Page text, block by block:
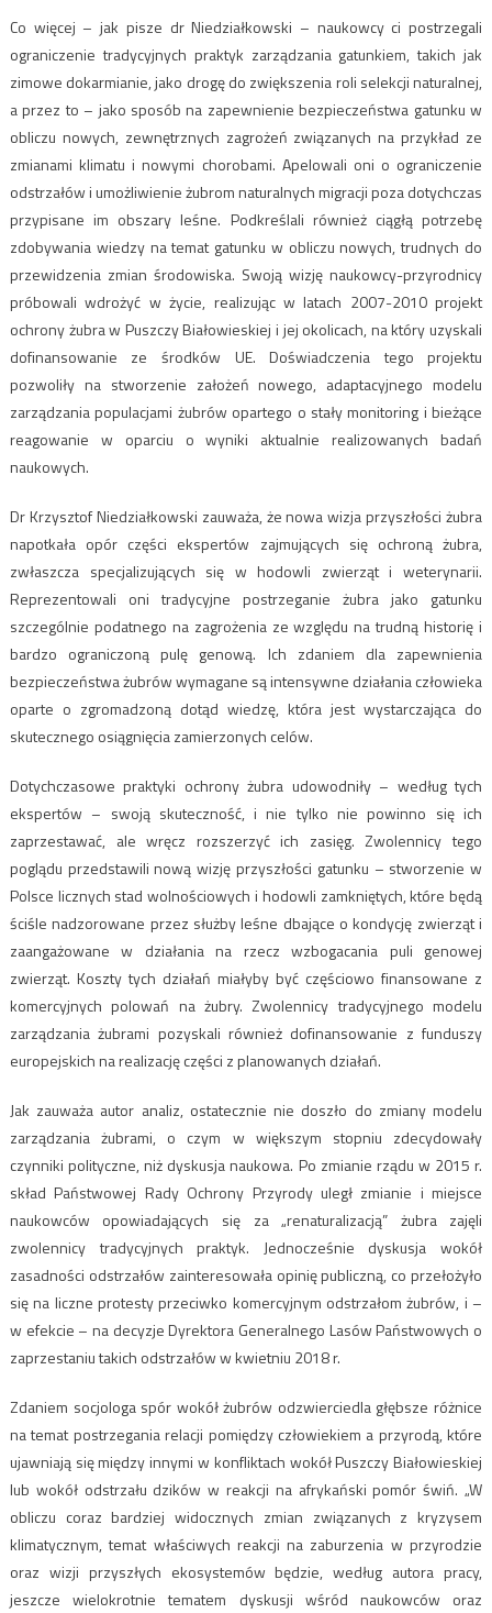
Co więcej – jak pisze dr Niedziałkowski – naukowcy ci postrzegali
ograniczenie tradycyjnych praktyk zarządzania gatunkiem, takich jak
zimowe dokarmianie, jako drogę do zwiększenia roli selekcji naturalnej,
a przez to – jako sposób na zapewnienie bezpieczeństwa gatunku w
obliczu nowych, zewnętrznych zagrożeń związanych na przykład ze
zmianami klimatu i nowymi chorobami. Apelowali oni o ograniczenie
odstrzałów i umożliwienie żubrom naturalnych migracji poza dotychczas
przypisane im obszary leśne. Podkreślali również ciągłą potrzebę
zdobywania wiedzy na temat gatunku w obliczu nowych, trudnych do
przewidzenia zmian środowiska. Swoją wizję naukowcy-przyrodnicy
próbowali wdrożyć w życie, realizując w latach 2007-2010 projekt
ochrony żubra w Puszczy Białowieskiej i jej okolicach, na który uzyskali
dofinansowanie ze środków UE. Doświadczenia tego projektu
pozwoliły na stworzenie założeń nowego, adaptacyjnego modelu
zarządzania populacjami żubrów opartego o stały monitoring i bieżące
reagowanie w oparciu o wyniki aktualnie realizowanych badań
naukowych.
Dr Krzysztof Niedziałkowski zauważa, że nowa wizja przyszłości żubra
napotkała opór części ekspertów zajmujących się ochroną żubra,
zwłaszcza specjalizujących się w hodowli zwierząt i weterynarii.
Reprezentowali oni tradycyjne postrzeganie żubra jako gatunku
szczególnie podatnego na zagrożenia ze względu na trudną historię i
bardzo ograniczoną pulę genową. Ich zdaniem dla zapewnienia
bezpieczeństwa żubrów wymagane są intensywne działania człowieka
oparte o zgromadzoną dotąd wiedzę, która jest wystarczająca do
skutecznego osiągnięcia zamierzonych celów.
Dotychczasowe praktyki ochrony żubra udowodniły – według tych
ekspertów – swoją skuteczność, i nie tylko nie powinno się ich
zaprzestawać, ale wręcz rozszerzyć ich zasięg. Zwolennicy tego
poglądu przedstawili nową wizję przyszłości gatunku – stworzenie w
Polsce licznych stad wolnościowych i hodowli zamkniętych, które będą
ściśle nadzorowane przez służby leśne dbające o kondycję zwierząt i
zaangażowane w działania na rzecz wzbogacania puli genowej
zwierząt. Koszty tych działań miałyby być częściowo finansowane z
komercyjnych polowań na żubry. Zwolennicy tradycyjnego modelu
zarządzania żubrami pozyskali również dofinansowanie z funduszy
europejskich na realizację części z planowanych działań.
Jak zauważa autor analiz, ostatecznie nie doszło do zmiany modelu
zarządzania żubrami, o czym w większym stopniu zdecydowały
czynniki polityczne, niż dyskusja naukowa. Po zmianie rządu w 2015 r.
skład Państwowej Rady Ochrony Przyrody uległ zmianie i miejsce
naukowców opowiadających się za „renaturalizacją” żubra zajęli
zwolennicy tradycyjnych praktyk. Jednocześnie dyskusja wokół
zasadności odstrzałów zainteresowała opinię publiczną, co przełożyło
się na liczne protesty przeciwko komercyjnym odstrzałom żubrów, i –
w efekcie – na decyzje Dyrektora Generalnego Lasów Państwowych o
zaprzestaniu takich odstrzałów w kwietniu 2018 r.
Zdaniem socjologa spór wokół żubrów odzwierciedla głębsze różnice
na temat postrzegania relacji pomiędzy człowiekiem a przyrodą, które
ujawniają się między innymi w konfliktach wokół Puszczy Białowieskiej
lub wokół odstrzału dzików w reakcji na afrykański pomór świń. „W
obliczu coraz bardziej widocznych zmian związanych z kryzysem
klimatycznym, temat właściwych reakcji na zaburzenia w przyrodzie
oraz wizji przyszłych ekosystemów będzie, według autora pracy,
jeszcze wielokrotnie tematem dyskusji wśród naukowców oraz